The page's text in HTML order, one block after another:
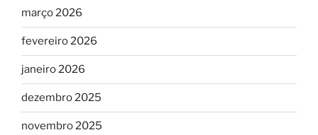
março 2026
fevereiro 2026
janeiro 2026
dezembro 2025
novembro 2025